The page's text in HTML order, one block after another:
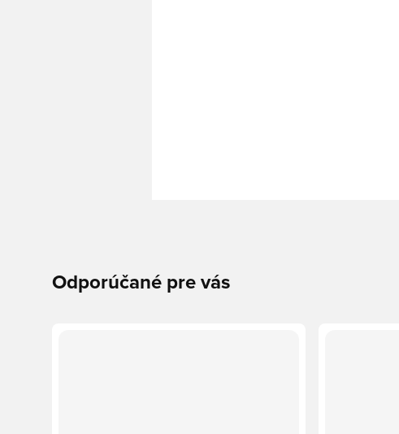
Odporúčané pre vás